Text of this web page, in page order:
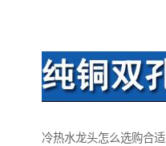
冷热水龙头怎么选购合适